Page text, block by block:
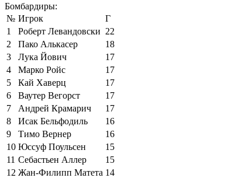
Бомбардиры:
№ Игрок
Г
1
Роберт Левандовски 22
2
Пако Алькасер
18
3
Лука Йович
17
4
Марко Ройс
17
5
Кай Хаверц
17
6
Ваутер Вегорст
17
7
Андрей Крамарич
17
8
Исак Бельфодиль
16
9
Тимо Вернер
16
10 Юссуф Поульсен
15
11 Себастьен Аллер
15
12 Жан-Филипп Матета 14